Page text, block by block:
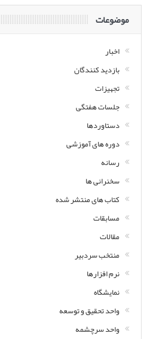
موضوعات
اخبار
بازدید کنندگان
تجهیزات
جلسات هفتگی
دستاوردها
دوره های آموزشی
رسانه
سخنرانی ها
کتاب های منتشر شده
مسابقات
مقالات
منتخب سردبیر
نرم افزارها
نمایشگاه
واحد تحقیق و توسعه
واحد سرچشمه